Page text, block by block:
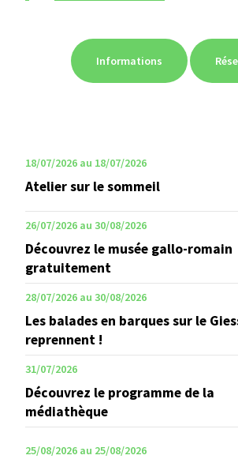
Informations
18/07/2026 au 18/07/2026
Atelier sur le sommeil
26/07/2026 au 30/08/2026
Découvrez le musée gallo-romain
gratuitement
28/07/2026 au 30/08/2026
Les balades en barques sur le
reprennent !
31/07/2026
Découvrez le programme de la
médiathèque
25/08/2026 au 25/08/2026